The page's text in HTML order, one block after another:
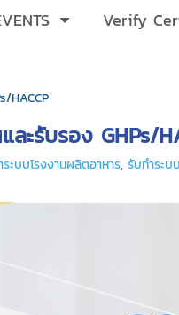
Verify
HACCP
ะรับรอง GHPs/
ะบบโรงงานผลิตอาหาร, รับทำระบ